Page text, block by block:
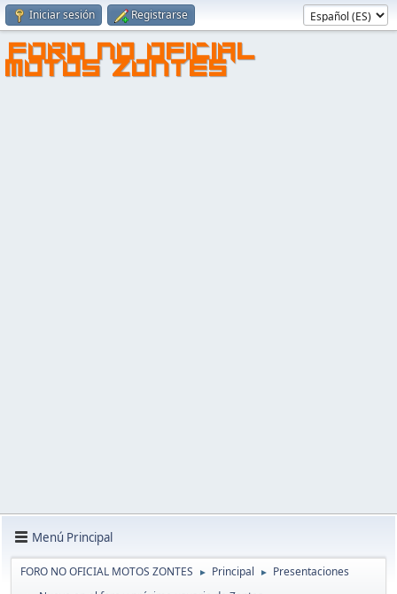
Iniciar sesión Registrarse
FORO NO OFICIAL
MOTOS ZONTES
Menú Principal
FORO NO OFICIAL MOTOS ZONTES ► Principal ► Presentaciones